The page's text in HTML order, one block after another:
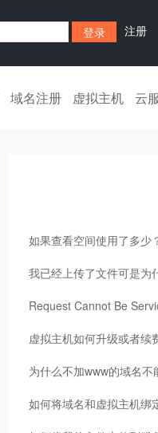
注册
域名注册 虚拟主机 云
如果查看空间使用了多少
我已经上传了文件可是为
Request Cannot Be
虚拟主机如何升级或者续
为什么不加www的域名不
如何将域名和虚拟主机绑